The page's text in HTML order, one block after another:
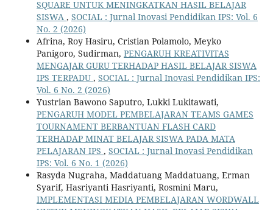
SQUARE UNTUK MENINGKATKAN HASIL BELAJAR
SISWA , SOCIAL : Jurnal Inovasi Pendidikan IPS: Vol. 6
No. 2 (2026)
Afrina, Roy Hasiru, Cristian Polamolo, Meyko
Panigoro, Sudirman, PENGARUH KREATIVITAS
MENGAJAR GURU TERHADAP HASIL BELAJAR SISWA
IPS TERPADU , SOCIAL : Jurnal Inovasi Pendidikan IPS:
Vol. 6 No. 2 (2026)
Yustrian Bawono Saputro, Lukki Lukitawati,
PENGARUH MODEL PEMBELAJARAN TEAMS GAMES
TOURNAMENT BERBANTUAN FLASH CARD
TERHADAP MINAT BELAJAR SISWA PADA MATA
PELAJARAN IPS , SOCIAL : Jurnal Inovasi Pendidikan
IPS: Vol. 6 No. 1 (2026)
Rasyda Nugraha, Maddatuang Maddatuang, Erman
Syarif, Hasriyanti Hasriyanti, Rosmini Maru,
IMPLEMENTASI MEDIA PEMBELAJARAN WORDWALL